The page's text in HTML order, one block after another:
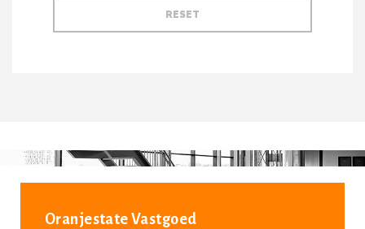
Oranjestate Vastgoed